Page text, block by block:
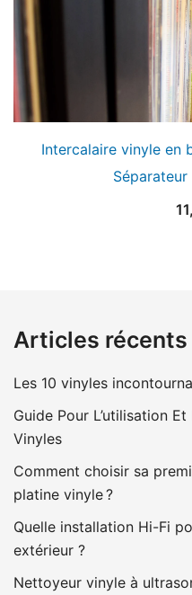
Intercalaire vinyle en
Articles récents
Les 10 vinyles
Guide Pour L’utilisation
Vinyles
Comment choisir sa
platine vinyle ?
Quelle installation Hi-Fi
extérieur ?
Nettoyeur vinyle à